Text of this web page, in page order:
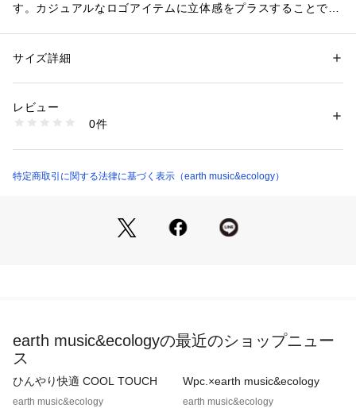
す。カジュアルなロゴアイテムに立体感をプラスすることで、
のもうれしいポイントです。さらりとした肌触りの素材感で着
やきれいめボトムと合わせれば大人らしい抜け感のあるスタイ
ルが完成します。一枚でコーディネートのアクセントになるた
※オフホワイトのみ透け感ややあり透け感[なし]
性別：レディース
素材：綿 100%
商品番号：
01001937600 （ショップ）
サイズ詳細
レビュー
0件
特定商取引に関する法律に基づく表示（earth music&ecology）
earth music&ecologyの最近のショップニュー
ス
ひんやり快適 COOL TOUCH
earth music&ecology
Wpc.×earth music&ecology
earth music&ecology